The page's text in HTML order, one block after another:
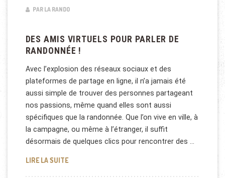
PAR LA RANDO
DES AMIS VIRTUELS POUR PARLER DE
RANDONNÉE !
Avec l’explosion des réseaux sociaux et des
plateformes de partage en ligne, il n’a jamais été
aussi simple de trouver des personnes partageant
nos passions, même quand elles sont aussi
spécifiques que la randonnée. Que l’on vive en ville, à
la campagne, ou même à l’étranger, il suffit
désormais de quelques clics pour rencontrer des …
LIRE LA SUITEDES AMIS VIRTUELS POUR PARLER DE RANDONNÉE